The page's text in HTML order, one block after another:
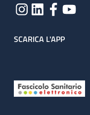
SCARICA L'APP